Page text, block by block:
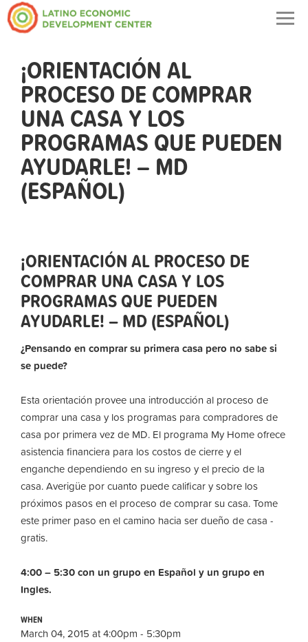
¡ORIENTACIÓN AL
PROCESO DE COMPRAR
UNA CASA Y LOS
PROGRAMAS QUE PUEDEN
AYUDARLE! – MD
(ESPAÑOL)
¡ORIENTACIÓN AL PROCESO DE
COMPRAR UNA CASA Y LOS
PROGRAMAS QUE PUEDEN
AYUDARLE! – MD (ESPAÑOL)
¿Pensando en comprar su primera casa pero no sabe si
se puede?
Esta orientación provee una introducción al proceso de
comprar una casa y los programas para compradores de
casa por primera vez de MD. El programa My Home ofrece
asistencia financiera para los costos de cierre y el
enganche dependiendo en su ingreso y el precio de la
casa. Averigüe por cuanto puede calificar y sobre los
próximos pasos en el proceso de comprar su casa. Tome
este primer paso en el camino hacia ser dueño de casa -
gratis.
4:00 – 5:30 con un grupo en Español y un grupo en
Ingles.
WHEN
March 04, 2015 at 4:00pm - 5:30pm